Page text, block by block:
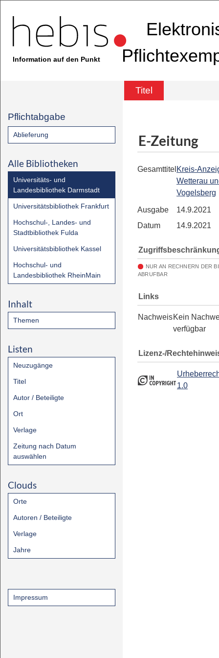
Information auf den Punkt
Titel
Pflichtabgabe
Ablieferung
Alle Bibliotheken
Universitäts- und
Landesbibliothek Darmstadt
Universitätsbibliothek Frankfurt
Hochschul-, Landes- und
Stadtbibliothek Fulda
Universitätsbibliothek Kassel
Hochschul- und
Landesbibliothek RheinMain
Inhalt
Themen
Listen
Neuzugänge
Titel
Autor / Beteiligte
Ort
Verlage
Zeitung nach Datum
auswählen
Clouds
Orte
Autoren / Beteiligte
Verlage
Jahre
Impressum
E-Zeitung
Gesamttitel Kreis-
Wetterau
Vogelsberg
Ausgabe
14.9.2021
Datum
14.9.2021
NUR AN RECHNERN DER
ABRUFBAR
Links
NachweisKein
verfügbar
Lizenz-/
1.0